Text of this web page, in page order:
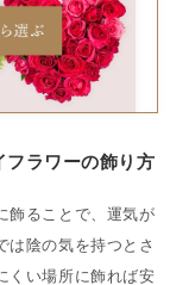
フラワーの飾り方
飾ることで、運気が
は陰の気を持つとさ
くい場所に飾れば安